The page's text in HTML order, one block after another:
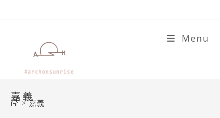
Menu
嘉義
> 嘉義